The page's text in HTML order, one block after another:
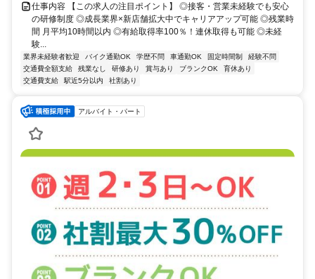
仕事内容 【この求人の注目ポイント】 ◎接客・営業未経験でも安心
の研修制度 ◎成長業界×新店舗拡大中でキャリアアップ可能 ◎残業時
間 月平均10時間以内 ◎有給取得率100％！連休取得も可能 ◎未経
験...
業界未経験者歓迎 バイク通勤OK 学歴不問 車通勤OK 固定時間制
経験不問
交通費全額支給
残業なし 研修あり 賞与あり ブランクOK
育休あり
交通費支給
駅近5分以内 社割あり
アルバイト・パート